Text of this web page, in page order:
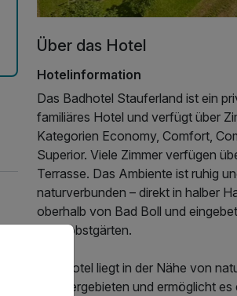
Über das Hotel
Hotelinformation
Das Badhotel Stauferland ist ein
familiäres Hotel und verfügt über
Kategorien Economy, Comfort,
Superior. Viele Zimmer verfügen
Terrasse. Das Ambiente ist ruhig
naturverbunden – direkt in halber
oberhalb von Bad Boll und
Streuobstgärten.
Das Hotel liegt in der Nähe von
Wandergebieten und ermöglicht es